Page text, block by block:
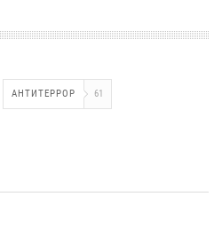
АНТИТЕРРОР 61